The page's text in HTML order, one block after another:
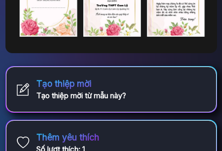
Tạo thiệp mời
Tạo thiệp mời từ mẫu này?
Thêm yêu thích